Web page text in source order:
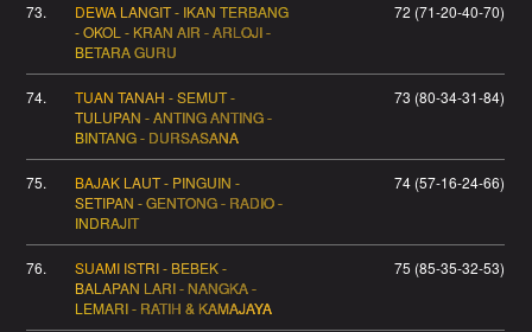
73.
DEWA LANGIT - IKAN TERBANG
- OKOL - KRAN AIR - ARLOJI -
BETARA GURU
72 (71-20-40-70)
74.
TUAN TANAH - SEMUT -
TULUPAN - ANTING ANTING -
BINTANG - DURSASANA
73 (80-34-31-84)
75.
BAJAK LAUT - PINGUIN -
SETIPAN - GENTONG - RADIO -
INDRAJIT
74 (57-16-24-66)
76.
SUAMI ISTRI - BEBEK -
BALAPAN LARI - NANGKA -
LEMARI - RATIH & KAMAJAYA
75 (85-35-32-53)